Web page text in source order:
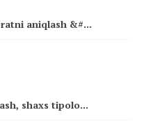
aniqlash &#...
shaxs tipolo...